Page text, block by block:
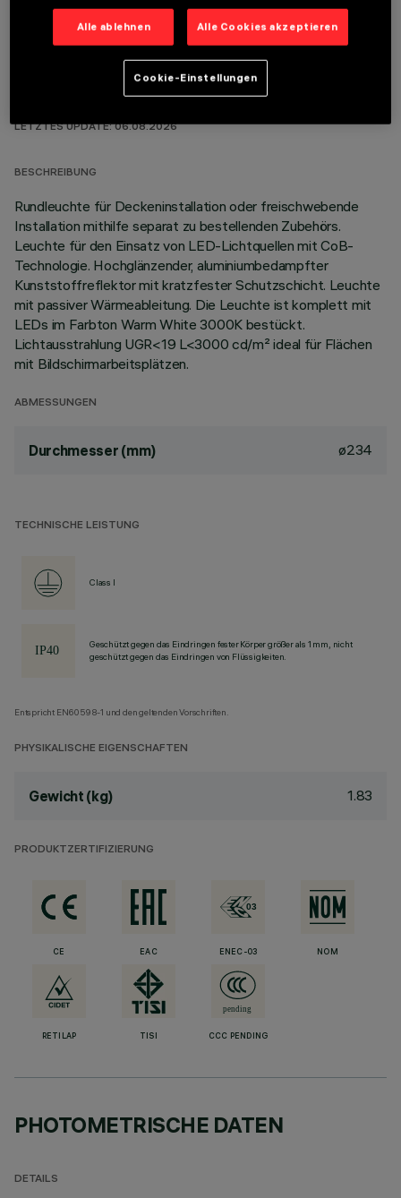
TECHNISCHE DATEN
LETZTES UPDATE: 06.08.2026
BESCHREIBUNG
Rundleuchte für Deckeninstallation oder freischwebende
Installation mithilfe separat zu bestellenden Zubehörs.
Leuchte für den Einsatz von LED-Lichtquellen mit CoB-
Technologie. Hochglänzender, aluminiumbedampfter
Kunststoffreflektor mit kratzfester Schutzschicht. Leuchte
mit passiver Wärmeableitung. Die Leuchte ist komplett mit
LEDs im Farbton Warm White 3000K bestückt.
Lichtausstrahlung UGR<19 L<3000 cd/m² ideal für Flächen
mit Bildschirmarbeitsplätzen.
ABMESSUNGEN
Durchmesser (mm) ø234
TECHNISCHE LEISTUNG
Class I
Geschützt gegen das Eindringen fester Körper größer als 1 mm, nicht
geschützt gegen das Eindringen von Flüssigkeiten.
Entspricht EN60598-1 und den geltenden Vorschriften.
PHYSIKALISCHE EIGENSCHAFTEN
Gewicht (kg) 1.83
PRODUKTZERTIFIZIERUNG
CE EAC ENEC-03 NOM
RETILAP TISI CCC PENDING
PHOTOMETRISCHE DATEN
DETAILS
Alle ablehnen Alle Cookies akzeptieren
Cookie-Einstellungen